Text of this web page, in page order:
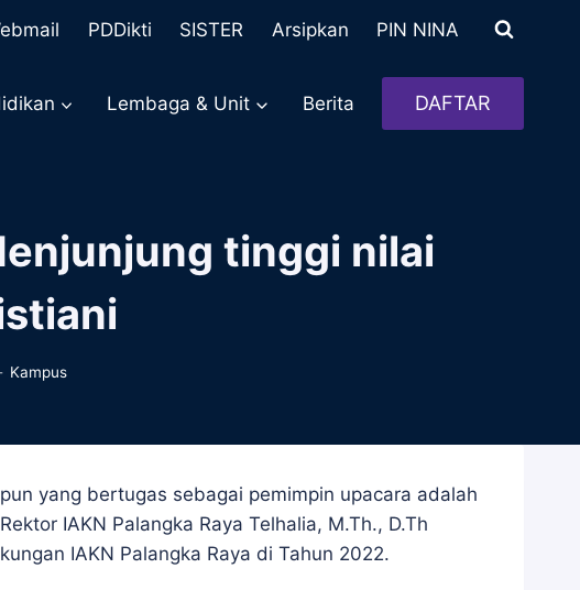
PDDikti SISTER Arsipkan PIN NINA
Lembaga & Unit Berita DAFTAR
tinggi nilai
Kampus
yang bertugas sebagai pemimpin upacara adalah
IAKN Palangka Raya Telhalia, M.Th., D.Th
IAKN Palangka Raya di Tahun 2022.